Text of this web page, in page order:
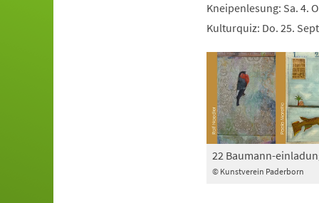
Kneipenlesung: Sa. 4.
Kulturquiz: Do. 25.
© Kunstverein Paderborn
22 Baumann-